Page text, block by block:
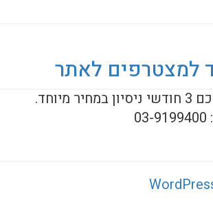
למצטרפים לאתר